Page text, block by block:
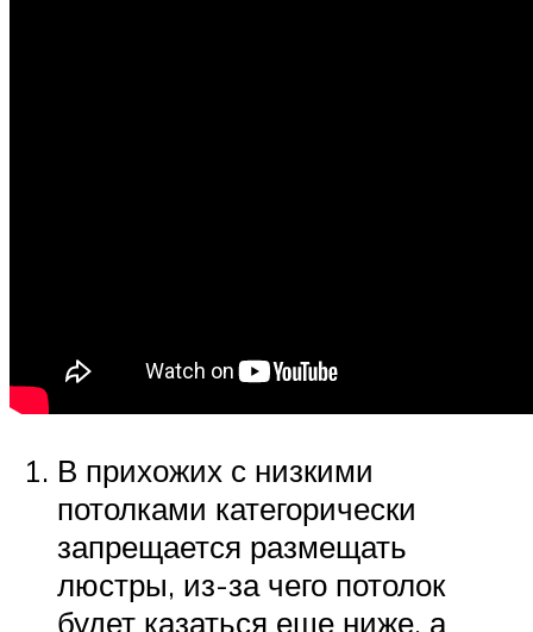
В прихожих с низкими
потолками категорически
запрещается размещать
люстры, из-за чего потолок
будет казаться еще ниже, а